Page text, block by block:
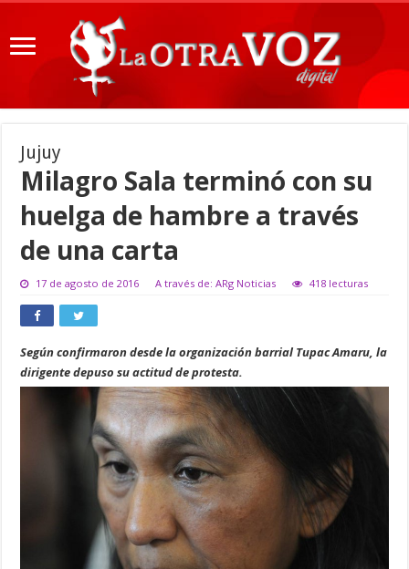
Jujuy
Milagro Sala terminó con su
huelga de hambre a través
de una carta
17 de agosto de 2016 A través de: ARg Noticias 418 lecturas
Según confirmaron desde la organización barrial Tupac Amaru, la
dirigente depuso su actitud de protesta.